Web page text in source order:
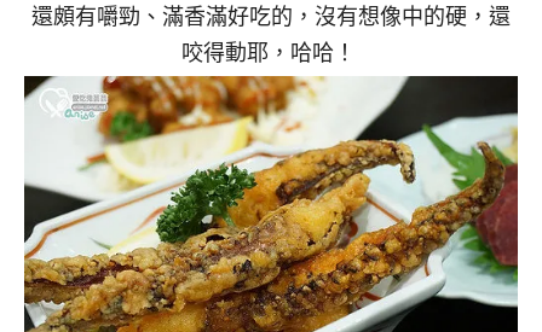
還頗有嚼勁、滿香滿好吃的，沒有想像中的硬，還
咬得動耶，哈哈！